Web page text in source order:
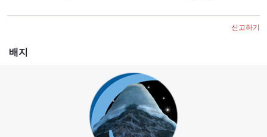
신고하기
배지